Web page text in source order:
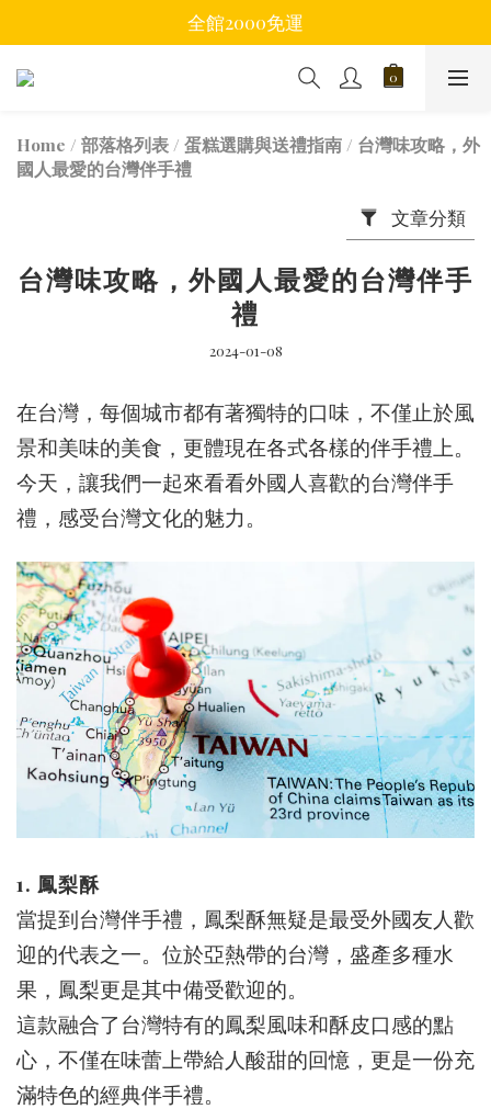
全館2000免運
Home / 部落格列表 / 蛋糕選購與送禮指南 / 台灣味攻略，外
國人最愛的台灣伴手禮
文章分類
台灣味攻略，外國人最愛的台灣伴手
禮
2024-01-08
在台灣，每個城市都有著獨特的口味，不僅止於風
景和美味的美食，更體現在各式各樣的伴手禮上。
今天，讓我們一起來看看外國人喜歡的台灣伴手
禮，感受台灣文化的魅力。
1. 鳳梨酥
當提到台灣伴手禮，鳳梨酥無疑是最受外國友人歡
迎的代表之一。位於亞熱帶的台灣，盛產多種水
果，鳳梨更是其中備受歡迎的。
這款融合了台灣特有的鳳梨風味和酥皮口感的點
心，不僅在味蕾上帶給人酸甜的回憶，更是一份充
滿特色的經典伴手禮。